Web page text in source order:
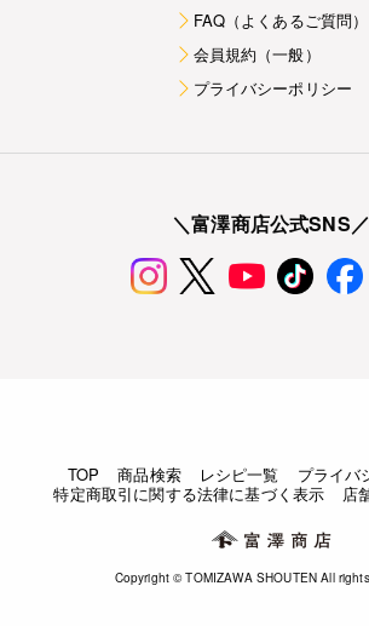
FAQ（よくあるご質問）
会員規約（一般）
プライバシーポリシー
＼富澤商店公式SNS／
TOP 商品検索 レシピ一覧
プライバ
特定商取引に関する法律に基づく表示
店
Copyright © TOMIZAWA SHOUTEN All